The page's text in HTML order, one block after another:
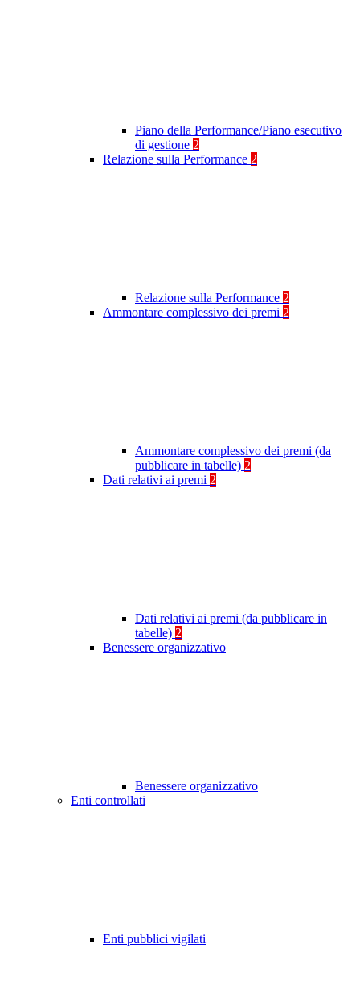
Piano della Performance/Piano esecutivo
di gestione 2
Relazione sulla Performance 2
Relazione sulla Performance 2
Ammontare complessivo dei premi 2
Ammontare complessivo dei premi (da
pubblicare in tabelle) 2
Dati relativi ai premi 2
Dati relativi ai premi (da pubblicare in
tabelle) 2
Benessere organizzativo
Benessere organizzativo
Enti controllati
Enti pubblici vigilati